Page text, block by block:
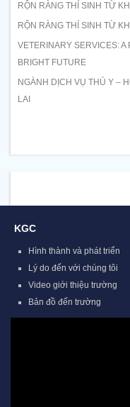
RỘN RÀNG THÍ SINH TỪ
RỘN RÀNG THÍ SINH TỪ
VETERINARY SERVICES: A
BRIGHT FUTURE
NGÀNH DỊCH VỤ THÚ Y –
LAI
KGC
Hình thành và phát triển
Lý do đến với chúng tôi
Video giới thiệu trường
Bản đồ đến trường